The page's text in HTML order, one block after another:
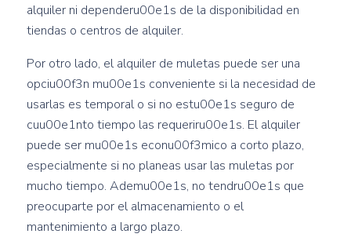
alquiler ni dependeru00e1s de la disponibilidad en
tiendas o centros de alquiler.
Por otro lado, el alquiler de muletas puede ser una
opciu00f3n mu00e1s conveniente si la necesidad de
usarlas es temporal o si no estu00e1s seguro de
cuu00e1nto tiempo las requeriru00e1s. El alquiler
puede ser mu00e1s econu00f3mico a corto plazo,
especialmente si no planeas usar las muletas por
mucho tiempo. Ademu00e1s, no tendru00e1s que
preocuparte por el almacenamiento o el
mantenimiento a largo plazo.